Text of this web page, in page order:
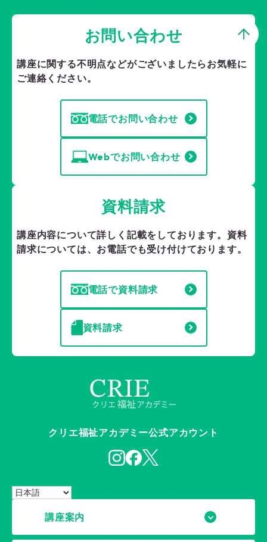
お問い合わせ
講座に関する不明点などがございましたら お気軽に
ご連絡ください。
電話でお問い合わせ
Webでお問い合わせ
資料請求
講座内容について詳しく記載をしております。 資料
請求については、お電話でも受け付けております。
電話で資料請求
資料請求
クリエ福祉アカデミー公式アカウント
講座案内